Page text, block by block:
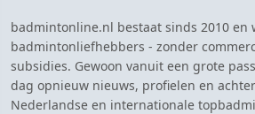
badmintonline.nl bestaat sinds 2010 en
badmintonliefhebbers - zonder
subsidies. Gewoon vanuit een grote
dag opnieuw nieuws, profielen en
Nederlandse en internationale